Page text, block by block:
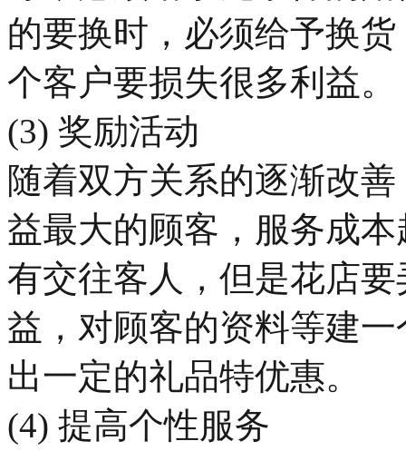
的要换时，必须给予换
个客户要损失很多利益。
(3) 奖励活动
随着双方关系的逐渐改
益最大的顾客，服务成
有交往客人，但是花店
益，对顾客的资料等建
出一定的礼品特优惠。
(4) 提高个性服务